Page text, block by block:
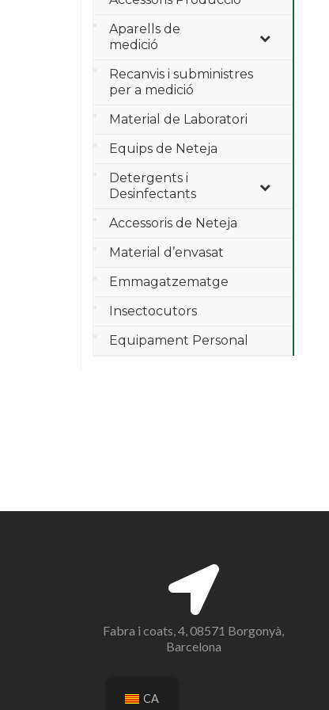
Aparells de
medició
Recanvis i subministres
per a medició
Material de Laboratori
Equips de Neteja
Detergents i
Desinfectants
Accessoris de Neteja
Material d’envasat
Emmagatzematge
Insectocutors
Equipament Personal
Fabra i coats, 4, 08571 Borgonyà,
Barcelona
CA